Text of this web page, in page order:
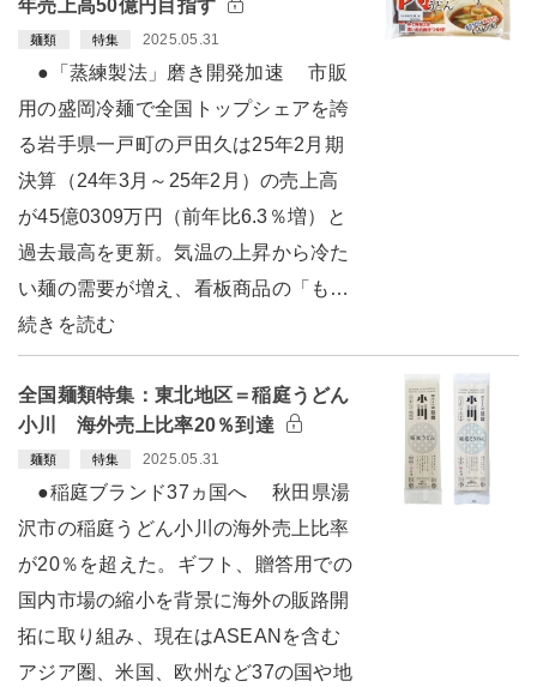
年売上高50億円目指す
麺類 特集 2025.05.31
●「蒸練製法」磨き開発加速 市販
用の盛岡冷麺で全国トップシェアを誇
る岩手県一戸町の戸田久は25年2月期
決算（24年3月～25年2月）の売上高
が45億0309万円（前年比6.3％増）と
過去最高を更新。気温の上昇から冷た
い麺の需要が増え、看板商品の「も…
続きを読む
全国麺類特集：東北地区＝稲庭うどん
小川 海外売上比率20％到達
麺類 特集 2025.05.31
●稲庭ブランド37ヵ国へ 秋田県湯
沢市の稲庭うどん小川の海外売上比率
が20％を超えた。ギフト、贈答用での
国内市場の縮小を背景に海外の販路開
拓に取り組み、現在はASEANを含む
アジア圏、米国、欧州など37の国や地